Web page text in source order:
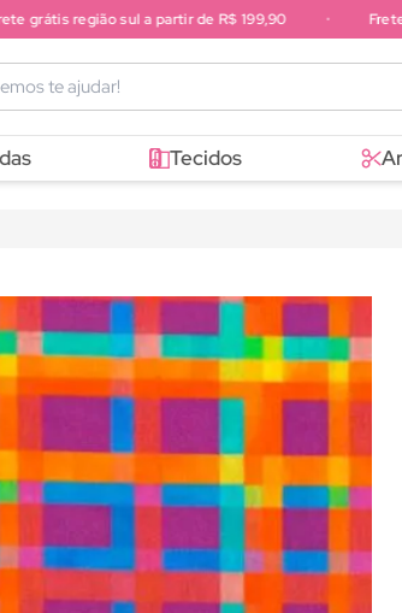
R$ 249,90
grátis região sul a partir de R$ 199,90 Frete
Tecidos